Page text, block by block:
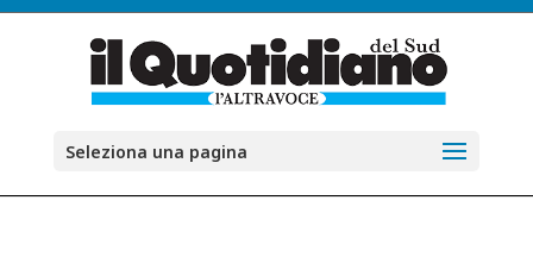
Seleziona una pagina